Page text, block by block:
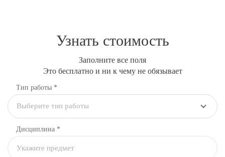
Узнать стоимость
Заполните все поля
Это бесплатно и ни к чему не обязывает
Тип работы *
Выберите тип работы
Дисциплина *